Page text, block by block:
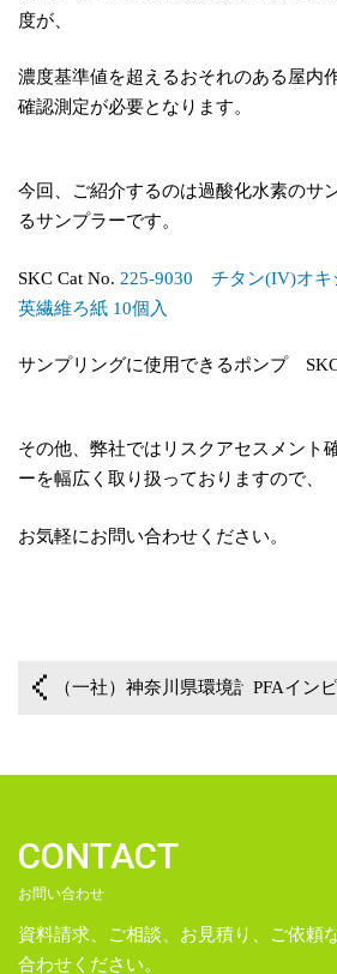
度が、
濃度基準値を超えるおそれのある屋内
確認測定が必要となります。
今回、ご紹介するのは過酸化水素のサ
るサンプラーです。
SKC Cat No. 225-9030 チタン(IV)オキ
英繊維ろ紙 10個入
サンプリングに使用できるポンプ
その他、弊社ではリスクアセスメント
ーを幅広く取り扱っておりますので、
お気軽にお問い合わせください。
（一社）神奈川県環境計量協議会 第37回 環境計量技術事例発表会開催のご案内(2026年1月29日)
一覧に戻る
CONTACT
お問い合わせ
資料請求、ご相談、お見積り、ご依頼
合わせください。